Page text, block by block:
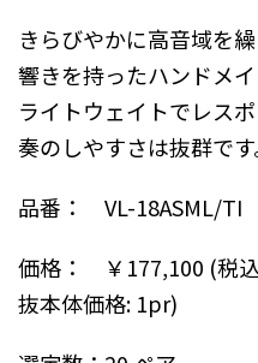
きらびやかに高音域を
響きを持ったハンドメ
ライトウェイトでレス
奏のしやすさは抜群です
品番： VL-
価格： ￥177,100 (税
抜本体価格: 1pr)